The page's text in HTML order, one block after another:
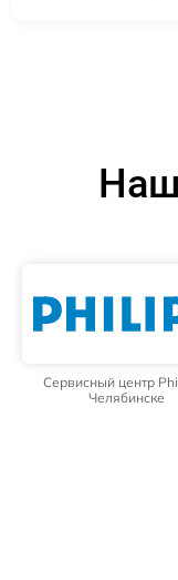
Сервисный центр
Челябинске